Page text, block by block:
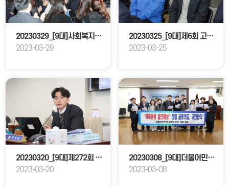
20230329_[9대]사회복지사의날 기념식 및 사회복지정책세미나
2023-03-29
20230325_[9대]제6회 고양시의장기 특공무술대회 개회식
2023-03-25
20230320_[9대]제272회 고양특례시의회 임시회_문화복지위원회
2023-03-20
20230308_[9대]더불어민주당 고양시의회 의원 성명서 발표
2023-03-08